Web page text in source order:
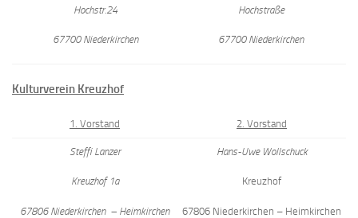
Hochstr.24
67700 Niederkirchen
Hochstraße
67700 Niederkirchen
Kulturverein Kreuzhof
1. Vorstand 2. Vorstand
Steffi Lanzer
Kreuzhof 1a
67806 Niederkirchen– Heimkirchen
Hans-Uwe Wollschuck
Kreuzhof
67806 Niederkirchen – Heimkirchen